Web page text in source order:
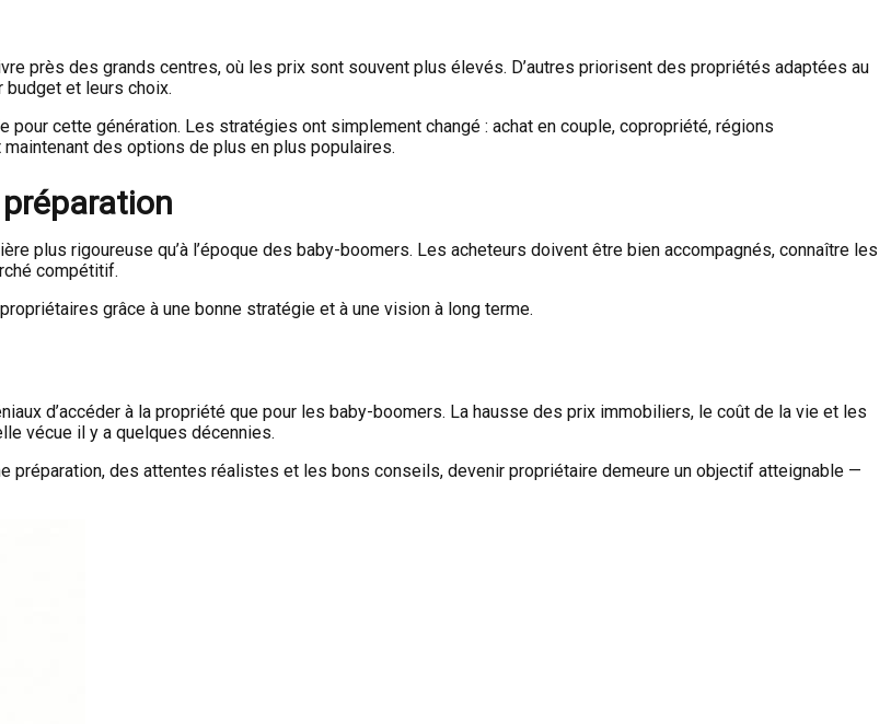
près des grands centres, où les prix sont souvent plus élevés. D’autres priorisent des propriétés adaptées au
et leurs choix.
cette génération. Les stratégies ont simplement changé : achat en couple, copropriété, régions
des options de plus en plus populaires.
plus rigoureuse qu’à l’époque des baby-boomers. Les acheteurs doivent être bien accompagnés, connaître les
compétitif.
grâce à une bonne stratégie et à une vision à long terme.
d’accéder à la propriété que pour les baby-boomers. La hausse des prix immobiliers, le coût de la vie et les
vécue il y a quelques décennies.
préparation, des attentes réalistes et les bons conseils, devenir propriétaire demeure un objectif atteignable —